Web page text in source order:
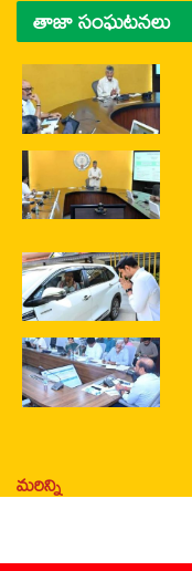
తాజా సంఘటనలు
మరిన్ని